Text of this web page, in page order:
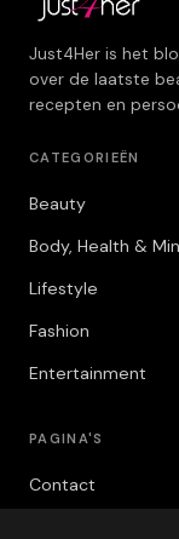
Just4Her is het
over de laatste
recepten en
CATEGORIEËN
Beauty
Body, Health &
Lifestyle
Fashion
Entertainment
PAGINA'S
Contact